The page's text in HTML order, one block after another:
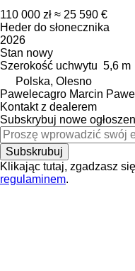
110 000 zł ≈ 25 590 €
Heder do słonecznika
2026
Stan nowy
Szerokość uchwytu 5,6 m
Polska, Olesno
Pawelecagro Marcin
Kontakt z dealerem
Subskrybuj nowe
Subskrubuj
Klikając tutaj, zgadzasz
regulaminem.